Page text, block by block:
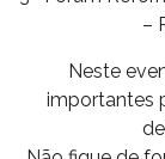
–
Neste
importantes